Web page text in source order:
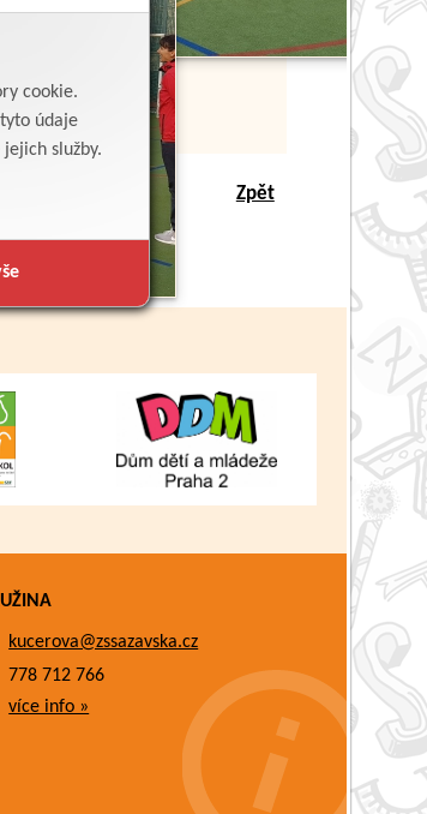
cookie.
údaje
služby.
Zpět
kucerova@zssazavska.cz
778 712 766
více info »